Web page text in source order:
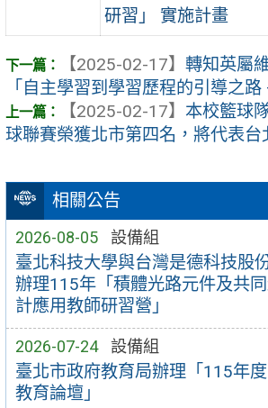
相關公告
2026-08-05 設備組
臺北科技大學與台灣是德科技股
辦理115年「積體光路元件及共
計應用教師研習營」
2026-07-24 設備組
臺北市政府教育局辦理「115年
教育論壇」
研習」 實施計畫
【2025-02-17】 轉知英屬
「自主學習到學習歷程的引導之
【2025-02-17】 本校籃球
球聯賽榮獲北市第四名，將代表台